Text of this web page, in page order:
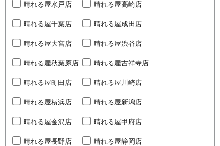
晴れる屋水戸店 晴れる屋高崎店
晴れる屋千葉店 晴れる屋成田店
晴れる屋大宮店 晴れる屋渋谷店
晴れる屋秋葉原店 晴れる屋吉祥寺店
晴れる屋町田店 晴れる屋川崎店
晴れる屋横浜店 晴れる屋新潟店
晴れる屋金沢店 晴れる屋甲府店
晴れる屋長野店 晴れる屋静岡店